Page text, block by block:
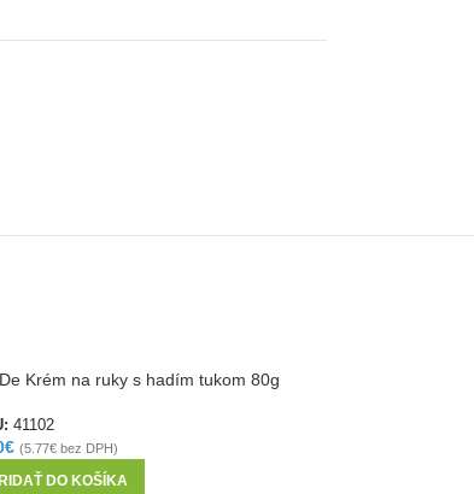
Krém na ruky s hadím tukom 80g
41102
€ (5.77€bez DPH)
DO KOŠÍKA